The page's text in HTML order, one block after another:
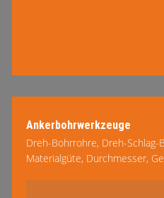
Ankerbohrwerkzeuge
Dreh-Bohrrohre, Dreh-Schlag-
Materialgüte, Durchmesser,
mehr lesen